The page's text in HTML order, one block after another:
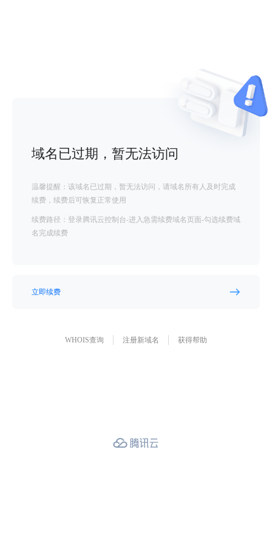
域名已过期，暂无法访问
温馨提醒：该域名已过期，暂无法访问，请域名所有人及时完成
续费，续费后可恢复正常使用
续费路径：登录腾讯云控制台-进入急需续费域名页面-勾选续费域
名完成续费
立即续费
WHOIS查询 注册新域名 获得帮助